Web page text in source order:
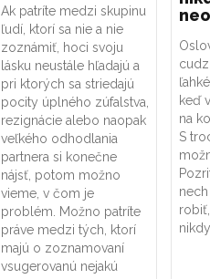
Ak patríte medzi skupinu
ľudí, ktorí sa nie a nie
zoznámiť, hoci svoju
lásku neustále hľadajú a
pri ktorých sa striedajú
pocity úplného zúfalstva,
rezignácie alebo naopak
veľkého odhodlania
partnera si konečne
nájsť, potom možno
vieme, v čom je
problém. Možno patríte
práve medzi tých, ktorí
majú o zoznamovaní
vsugerovanú nejakú
keď
na
S